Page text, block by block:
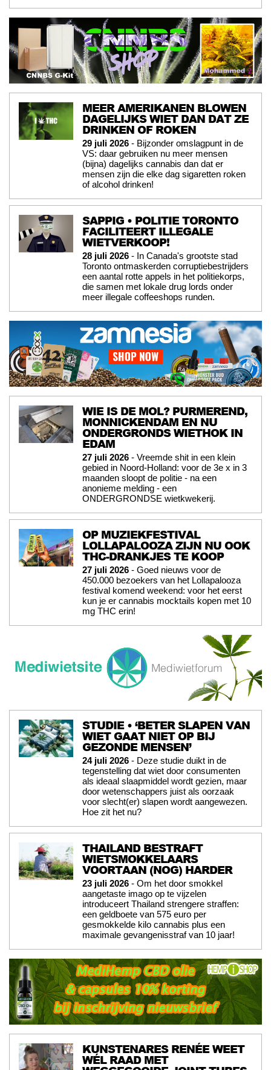
MEER AMERIKANEN BLOWEN
DAGELIJKS WIET DAN DAT ZE
DRINKEN OF ROKEN
29 juli 2026 - Bijzonder omslagpunt in de
VS: daar gebruiken nu meer mensen
(bijna) dagelijks cannabis dan dat er
mensen zijn die elke dag sigaretten roken
of alcohol drinken!
SAPPIG • POLITIE TORONTO
FACILITEERT ILLEGALE
WIETVERKOOP!
28 juli 2026 - In Canada's grootste stad
Toronto ontmaskerden corruptiebestrijders
een aantal rotte appels in het politiekorps,
die samen met lokale drug lords onder
meer illegale coffeeshops runden.
WIE IS DE MOL? PURMEREND,
MONNICKENDAM EN NU
ONDERGRONDS WIETHOK IN
EDAM
27 juli 2026 - Vreemde shit in een klein
gebied in Noord-Holland: voor de 3e x in 3
maanden sloopt de politie - na een
anonieme melding - een
ONDERGRONDSE wietkwekerij.
OP MUZIEKFESTIVAL
LOLLAPALOOZA ZIJN NU OOK
THC-DRANKJES TE KOOP
27 juli 2026 - Goed nieuws voor de
450.000 bezoekers van het Lollapalooza
festival komend weekend: voor het eerst
kun je er cannabis mocktails kopen met 10
mg THC erin!
STUDIE • ‘BETER SLAPEN VAN
WIET GAAT NIET OP BIJ
GEZONDE MENSEN’
24 juli 2026 - Deze studie duikt in de
tegenstelling dat wiet door consumenten
als ideaal slaapmiddel wordt gezien, maar
door wetenschappers juist als oorzaak
voor slecht(er) slapen wordt aangewezen.
Hoe zit het nu?
THAILAND BESTRAFT
WIETSMOKKELAARS
VOORTAAN (NOG) HARDER
23 juli 2026 - Om het door smokkel
aangetaste imago op te vijzelen
introduceert Thailand strengere straffen:
een geldboete van 575 euro per
gesmokkelde kilo cannabis plus een
maximale gevangenisstraf van 10 jaar!
KUNSTENARES RENÉE WEET
WÉL RAAD MET